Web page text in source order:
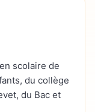
scolaire de
du collège
du Bac et